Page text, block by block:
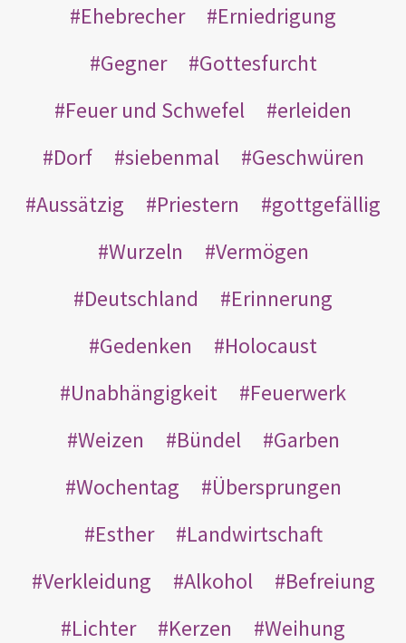
Ehebrecher
Erniedrigung
Gegner
Gottesfurcht
Feuer und Schwefel
erleiden
Dorf
siebenmal
Geschwüren
Aussätzig
Priestern
gottgefällig
Wurzeln
Vermögen
Deutschland
Erinnerung
Gedenken
Holocaust
Unabhängigkeit
Feuerwerk
Weizen
Bündel
Garben
Wochentag
Übersprungen
Esther
Landwirtschaft
Verkleidung
Alkohol
Befreiung
Lichter
Kerzen
Weihung